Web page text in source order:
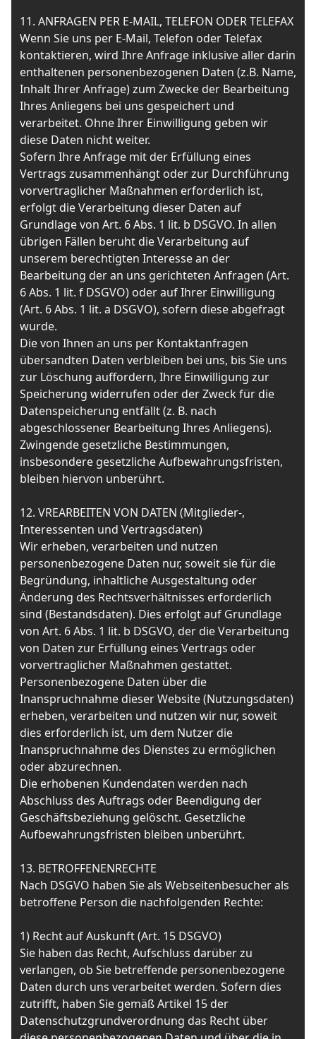
11. ANFRAGEN PER E-MAIL, TELEFON ODER TELEFAX
Wenn Sie uns per E-Mail, Telefon oder Telefax
kontaktieren, wird Ihre Anfrage inklusive aller darin
enthaltenen personenbezogenen Daten (z.B. Name,
Inhalt Ihrer Anfrage) zum Zwecke der Bearbeitung
Ihres Anliegens bei uns gespeichert und
verarbeitet. Ohne Ihrer Einwilligung geben wir
diese Daten nicht weiter.
Sofern Ihre Anfrage mit der Erfüllung eines
Vertrags zusammenhängt oder zur Durchführung
vorvertraglicher Maßnahmen erforderlich ist,
erfolgt die Verarbeitung dieser Daten auf
Grundlage von Art. 6 Abs. 1 lit. b DSGVO. In allen
übrigen Fällen beruht die Verarbeitung auf
unserem berechtigten Interesse an der
Bearbeitung der an uns gerichteten Anfragen (Art.
6 Abs. 1 lit. f DSGVO) oder auf Ihrer Einwilligung
(Art. 6 Abs. 1 lit. a DSGVO), sofern diese abgefragt
wurde.
Die von Ihnen an uns per Kontaktanfragen
übersandten Daten verbleiben bei uns, bis Sie uns
zur Löschung auffordern, Ihre Einwilligung zur
Speicherung widerrufen oder der Zweck für die
Datenspeicherung entfällt (z. B. nach
abgeschlossener Bearbeitung Ihres Anliegens).
Zwingende gesetzliche Bestimmungen,
insbesondere gesetzliche Aufbewahrungsfristen,
bleiben hiervon unberührt.
12. VREARBEITEN VON DATEN (Mitglieder-,
Interessenten und Vertragsdaten)
Wir erheben, verarbeiten und nutzen
personenbezogene Daten nur, soweit sie für die
Begründung, inhaltliche Ausgestaltung oder
Änderung des Rechtsverhältnisses erforderlich
sind (Bestandsdaten). Dies erfolgt auf Grundlage
von Art. 6 Abs. 1 lit. b DSGVO, der die Verarbeitung
von Daten zur Erfüllung eines Vertrags oder
vorvertraglicher Maßnahmen gestattet.
Personenbezogene Daten über die
Inanspruchnahme dieser Website (Nutzungsdaten)
erheben, verarbeiten und nutzen wir nur, soweit
dies erforderlich ist, um dem Nutzer die
Inanspruchnahme des Dienstes zu ermöglichen
oder abzurechnen.
Die erhobenen Kundendaten werden nach
Abschluss des Auftrags oder Beendigung der
Geschäftsbeziehung gelöscht. Gesetzliche
Aufbewahrungsfristen bleiben unberührt.
13. BETROFFENENRECHTE
Nach DSGVO haben Sie als Webseitenbesucher als
betroffene Person die nachfolgenden Rechte:
1) Recht auf Auskunft (Art. 15 DSGVO)
Sie haben das Recht, Aufschluss darüber zu
verlangen, ob Sie betreffende personenbezogene
Daten durch uns verarbeitet werden. Sofern dies
zutrifft, haben Sie gemäß Artikel 15 der
Datenschutzgrundverordnung das Recht über